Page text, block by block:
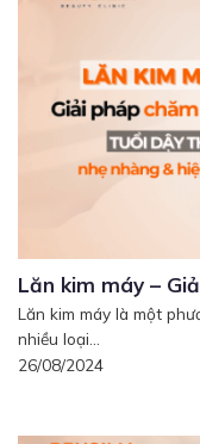
Lăn kim máy –
Lăn kim máy là một
nhiều loại...
26/08/2024